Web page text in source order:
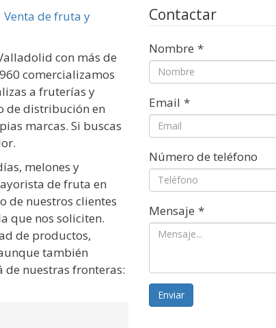
con más de
comercializamos
a fruterías y
de distribución en
marcas. Si buscas
melones y
de fruta en
de nuestros clientes
que nos soliciten.
de productos,
también
nuestras fronteras:
Contactar
Nombre *
Email *
Número de teléfono
Mensaje *
Enviar